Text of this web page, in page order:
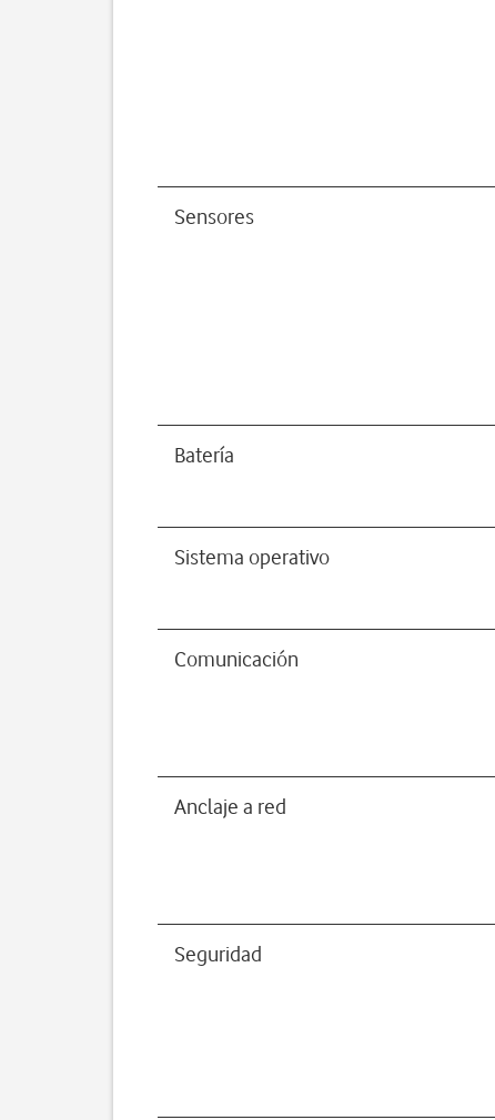
Sensores
Batería
Sistema operativo
Comunicación
Anclaje a red
Seguridad